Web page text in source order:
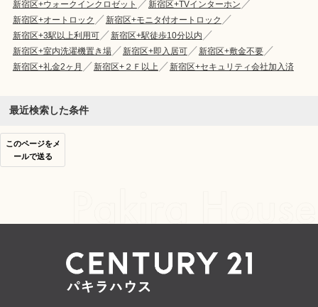
新宿区+ウォークインクロゼット
新宿区+TVインターホン
新宿区+オートロック
新宿区+モニタ付オートロック
新宿区+3駅以上利用可
新宿区+駅徒歩10分以内
新宿区+室内洗濯機置き場
新宿区+即入居可
新宿区+敷金不要
新宿区+礼金2ヶ月
新宿区+２Ｆ以上 新宿区+セキュリティ会社加入済
最近検索した条件
このページをメ
ールで送る